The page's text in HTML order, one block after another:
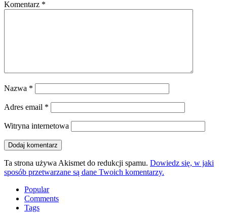
Komentarz *
Nazwa *
Adres email *
Witryna internetowa
Ta strona używa Akismet do redukcji spamu. Dowiedz się, w jaki
sposób przetwarzane są dane Twoich komentarzy.
Popular
Comments
Tags